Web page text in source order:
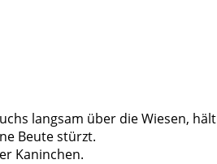
langsam über die Wiesen, hält
Beute stürzt.
Kaninchen.